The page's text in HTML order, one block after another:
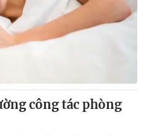
hình Việt Nam
báo điện tử số 483/GP-BTTTT
Mỹ Hạnh, Phạm Quốc Thắng,
công tác phòng